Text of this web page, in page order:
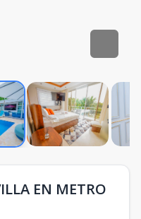
EN METRO